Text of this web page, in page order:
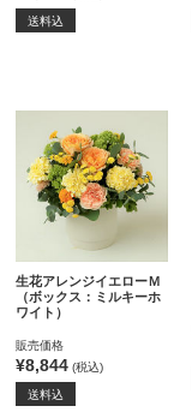
送料込
生花アレンジイエローＭ
（ボックス：ミルキーホ
ワイト）
販売価格
¥8,844 (税込)
送料込